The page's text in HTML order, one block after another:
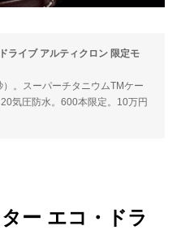
ライブ アルティクロン 限定モ
。スーパーチタニウムTMケー
気圧防⽔。600本限定。10万円
ー エコ・ドラ